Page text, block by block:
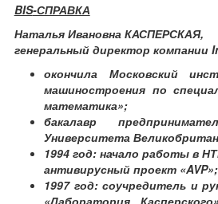
BIS-СПРАВКА
Наталья Ивановна КАСПЕРСКАЯ,
генеральный директор компании
окончила Московский
машиностроения по
математика»;
бакалавр
Университета
1994 год: начало работы в
антивирусный проект «AVP»;
1997 год: соучредитель и
«Лаборатория